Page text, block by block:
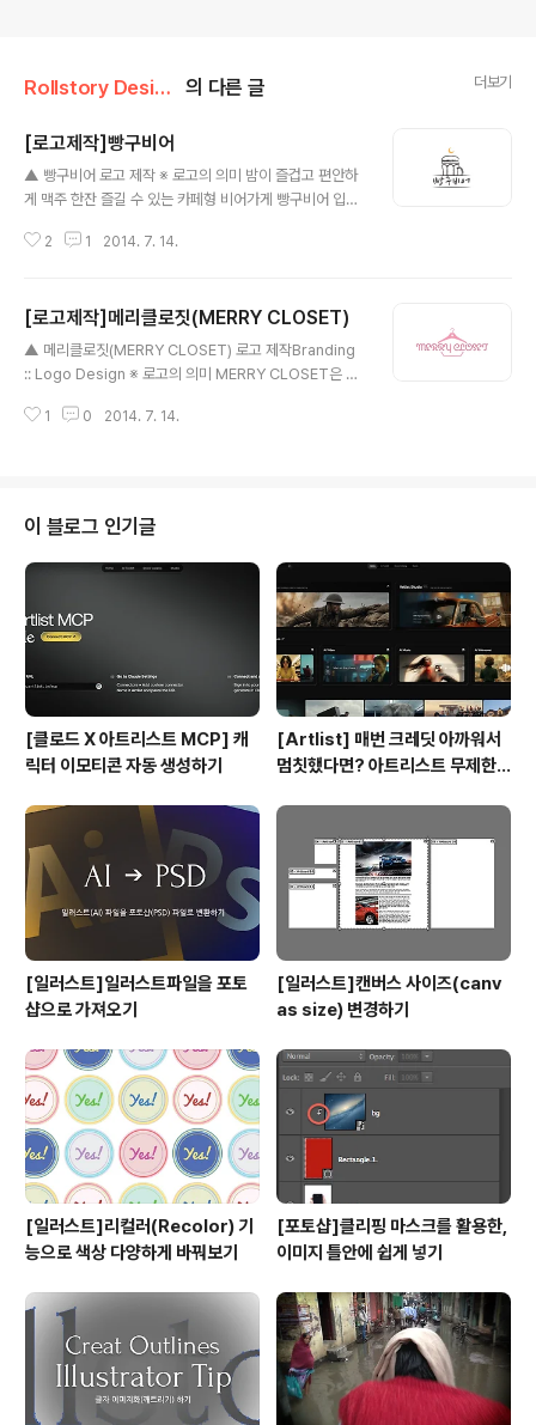
Rollstory Design/7月 - July 의 다른 글 더보기
[로고제작]빵구비어
▲ 빵구비어 로고 제작 ※ 로고의 의미 밤이 즐겁고 편안하
게 맥주 한잔 즐길 수 있는 카페형 비어가게 빵구비어 입니
차 있어 누구나 편하게 와서 맥주를 한잔 즐길 수 있는 곳입
형상시키는 '초승달'을 위치 시켰습니다. 거창하게 꾸미기
보단, 편안한 분위기의 가게임을 고려하여 로고또한 큰 꾸
밈없이 디자인 하게 되었습니다.
2 1 2014. 7. 14.
[로고제작]메리클로짓(MERRY CLOSET)
▲ 메리클로짓(MERRY CLOSET) 로고 제작Branding
:: Logo Design ※ 로고의 의미 MERRY CLOSET은 여
하여 각 개인에게 적합한 옷을 제공하는 스마트 의류샵 입
색상을 사용하여 여성적인 느낌을 더욱 부각 하였습니다.
1 0 2014. 7. 14.
이 블로그 인기글
[클로드 X 아트리스트 MCP] 캐
릭터 이모티콘 자동 생성하기
[Artlist] 매번 크레딧 아까워서
멈칫했다면? 아트리스트 무제한
[일러스트]일러스트파일을 포토
샵으로 가져오기
[일러스트]캔버스 사이즈(canv
as size) 변경하기
[일러스트]리컬러(Recolor) 기
능으로 색상 다양하게 바꿔보기
[포토샵]클리핑 마스크를 활용한,
이미지 틀안에 쉽게 넣기